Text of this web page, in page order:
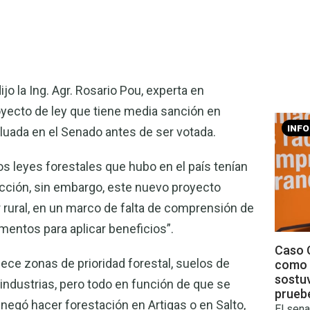
la Ing. Agr. Rosario Pou, experta en
de ley que tiene media sanción en
en el Senado antes de ser votada.
leyes forestales que hubo en el país tenían
sin embargo, este nuevo proyecto
en un marco de falta de comprensión de
para aplicar beneficios”.
zonas de prioridad forestal, suelos de
pero todo en función de que se
hacer forestación en Artigas o en Salto,
Caso
como